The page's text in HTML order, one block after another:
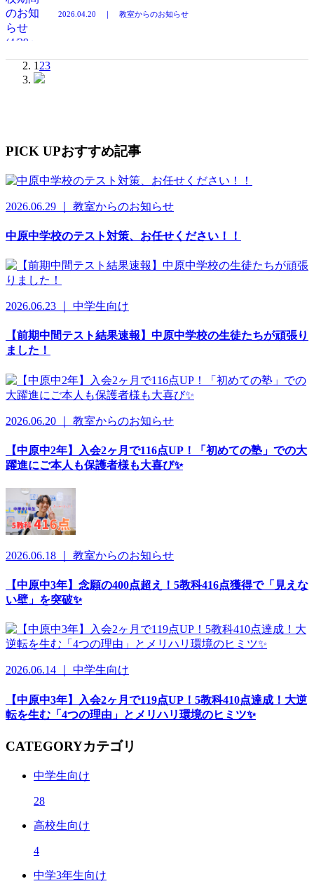
2026.04.20 ｜ 教室からのお知らせ
1 23
PICK UPおすすめ記事
2026.06.29 ｜ 教室からのお知らせ
中原中学校のテスト対策、お任せください！！
2026.06.23 ｜ 中学生向け
【前期中間テスト結果速報】中原中学校の生徒たちが頑張り
ました！
2026.06.20 ｜ 教室からのお知らせ
【中原中2年】入会2ヶ月で116点UP！「初めての塾」での大
躍進にご本人も保護者様も大喜び✨
2026.06.18 ｜ 教室からのお知らせ
【中原中3年】念願の400点超え！5教科416点獲得で「見えな
い壁」を突破✨
2026.06.14 ｜ 中学生向け
【中原中3年】入会2ヶ月で119点UP！5教科410点達成！大逆
転を生む「4つの理由」とメリハリ環境のヒミツ✨
CATEGORYカテゴリ
中学生向け
28
高校生向け
4
中学3年生向け